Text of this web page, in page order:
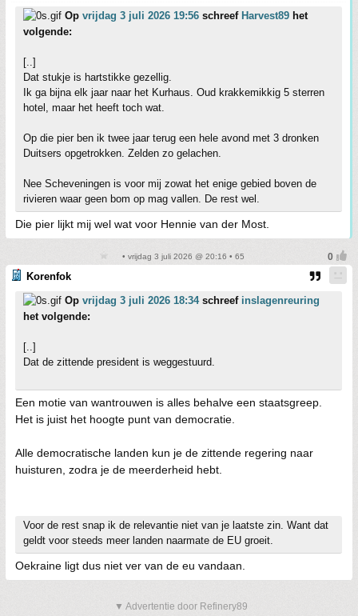
Op vrijdag 3 juli 2026 19:56 schreef Harvest89 het
volgende:
[..]
Dat stukje is hartstikke gezellig.
Ik ga bijna elk jaar naar het Kurhaus. Oud krakkemikkig 5 sterren
hotel, maar het heeft toch wat.
Op die pier ben ik twee jaar terug een hele avond met 3 dronken
Duitsers opgetrokken. Zelden zo gelachen.
Nee Scheveningen is voor mij zowat het enige gebied boven de
rivieren waar geen bom op mag vallen. De rest wel.
Die pier lijkt mij wel wat voor Hennie van der Most.
• vrijdag 3 juli 2026 @ 20:16 • 65
Korenfok
Op vrijdag 3 juli 2026 18:34schreef inslagenreuring
het volgende:
[..]
Dat de zittende president is weggestuurd.
Een motie van wantrouwen is alles behalve een staatsgreep.
Het is juist het hoogte punt van democratie.
Alle democratische landen kun je de zittende regering naar
huisturen, zodra je de meerderheid hebt.
Voor de rest snap ik de relevantie niet van je laatste zin. Want dat
geldt voor steeds meer landen naarmate de EU groeit.
Oekraine ligt dus niet ver van de eu vandaan.
▼ Advertentie door Refinery89